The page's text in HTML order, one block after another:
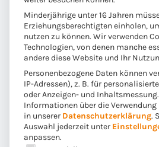
a
c
k
i
g
P
e
r
m
Mail-Tracking
Inhalte und Angebote auf
abzustimmen. *
Sie können Ihre Zustimmung zum
Interaktionen jederzeit ohne
widerrufen. Kontaktieren Sie uns
service@convista.com.
D
S
Ja, ich bin damit
Unternehmen der
Minderjährige unter 16 Jahren
Erziehungsberechtigten einholen,
nutzen zu können. Wir verwenden
Technologien, von denen manche
andere diese Website und Ihr
Personenbezogene Daten können
IP-Adressen), z. B. für
oder Anzeigen- und Inhaltsmessung.
Informationen über die Verwendung
in unserer Datenschutzerklärung.
Auswahl jederzeit unter
anpassen.